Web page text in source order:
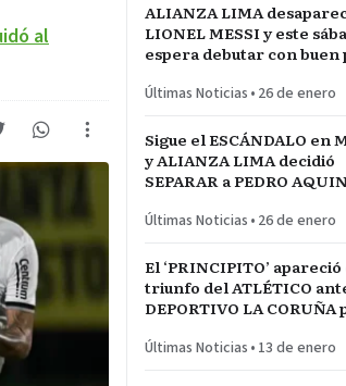
al
ALIANZA LIMA
LIONEL MESSI y este
espera debutar con buen
Últimas Noticias • 26 de enero
Sigue el ESCÁNDALO en
y ALIANZA LIMA decidió
SEPARAR a PEDRO
MONTEVIDEO
Últimas Noticias • 26 de enero
El ‘PRINCIPITO’
triunfo del ATLÉTICO
DEPORTIVO LA CORUÑA
Últimas Noticias • 13 de enero